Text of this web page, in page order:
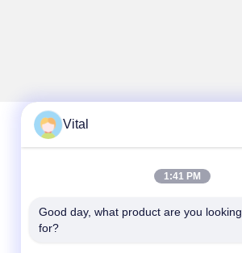
الهاتف
Vital
1:41 PM
Good day, what product are you looking
for?